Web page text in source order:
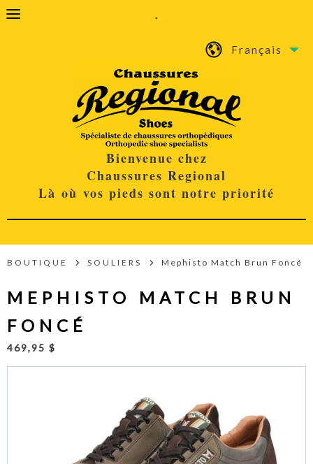
.
Français
Bienvenue chez
Chaussures Regional
Là où vos pieds sont notre priorité
BOUTIQUE SOULIERS Mephisto Match Brun Foncé
MEPHISTO MATCH BRUN
FONCÉ
469,95 $